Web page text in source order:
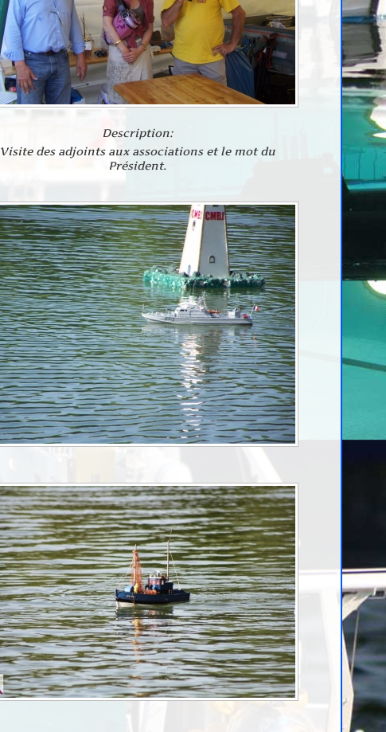
Description:
Visite des adjoints aux associations et le mot du
Président.